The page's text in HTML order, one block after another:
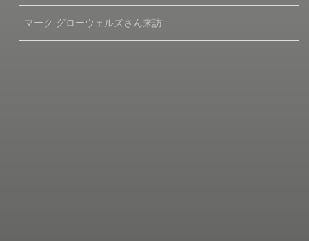
マーク グローウェルズさん来訪